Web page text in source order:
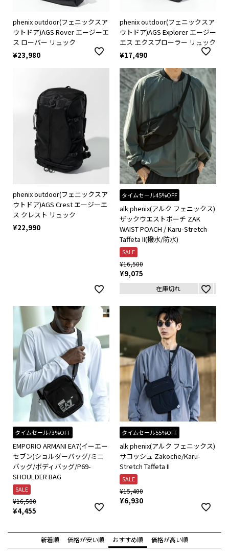
phenix outdoor(フェニックスア
ウトドア)AGS Rover エージーエ
ス ローバー リュック
¥23,980
phenix outdoor(フェニックスア
ウトドア)AGS Explorer エージー
エス エクスプローラー リュック
¥17,490
phenix outdoor(フェニックスア
ウトドア)AGS Crest エージーエ
ス クレスト リュック
¥22,990
タイムセール45%OFF
alk phenix(アルク フェニックス)
ザックウエストポーチ ZAK
WAIST POACH / Karu-Stretch
Taffeta II(撥水/防水)
SALE
¥16,500
¥9,075
在庫切れ
タイムセール73%OFF
EMPORIO ARMANI EA7(イーエー
セブン)ショルダーバッグ/ミニ
バッグ/ボディバッグ/P69-
SHOULDER BAG
SALE
¥16,500
¥4,455
タイムセール55%OFF
alk phenix(アルク フェニックス)
サコッシュ Zakoche/Karu-
Stretch Taffeta II
SALE
¥15,400
¥6,930
新着順 価格が安い順 おすすめ順 価格が高い順